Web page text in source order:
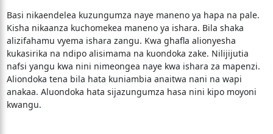
Basi nikaendelea kuzungumza naye maneno ya hapa na pale.
Kisha nikaanza kuchomekea maneno ya ishara. Bila shaka
alizifahamu vyema ishara zangu. Kwa ghafla alionyesha
kukasirika na ndipo alisimama na kuondoka zake. Nilijijutia
nafsi yangu kwa nini nimeongea naye kwa ishara za mapenzi.
Aliondoka tena bila hata kuniambia anaitwa nani na wapi
anakaa. Aluondoka hata sijazungumza hasa nini kipo moyoni
kwangu.